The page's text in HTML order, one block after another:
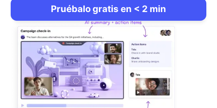
Pruébalo gratis en < 2 min